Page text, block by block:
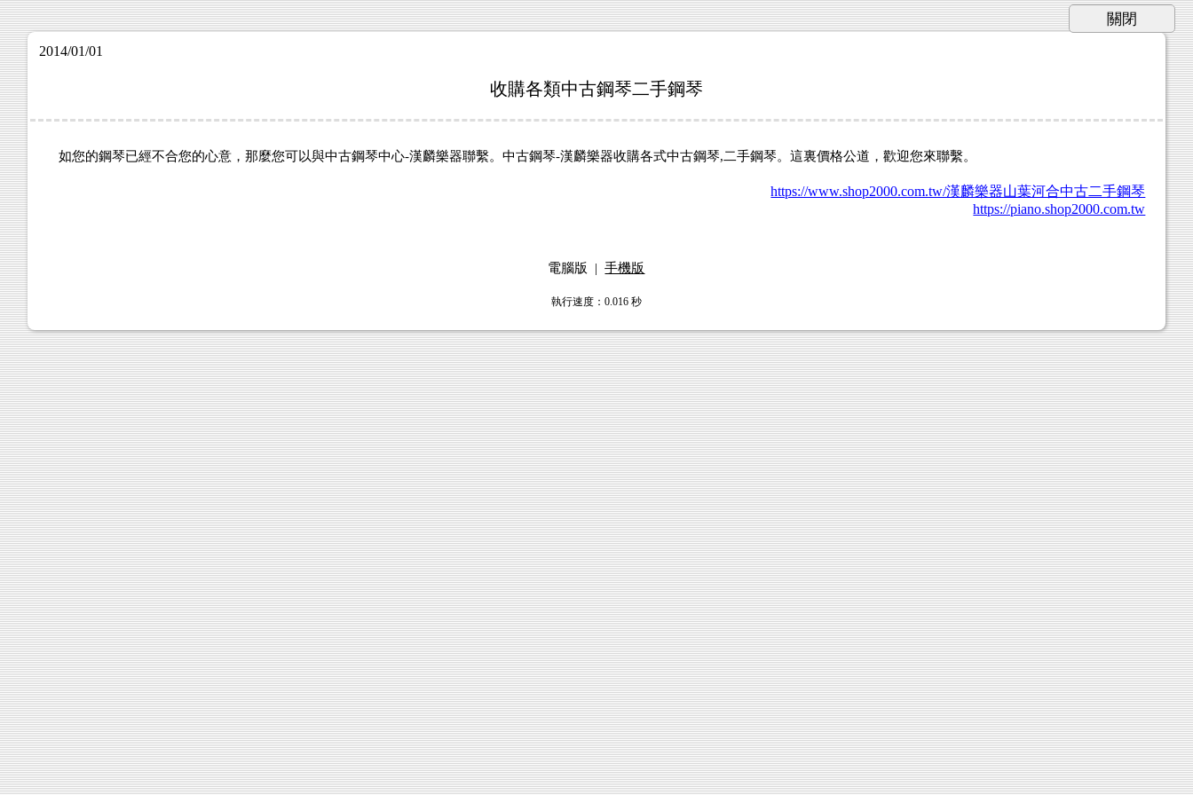
2014/01/01
收購各類中古鋼琴二手鋼琴
如您的鋼琴已經不合您的心意，那麼您可以與中古鋼琴中心-漢麟樂器聯繫。 中古鋼琴-漢麟樂器收購各式中古鋼琴,二手鋼琴。這裏價格公道，歡迎您來聯繫。
https://www.shop2000.com.tw/漢麟樂器山葉河合中古二手鋼琴
https://piano.shop2000.com.tw
電腦版 |手機版
執行速度：0.016 秒